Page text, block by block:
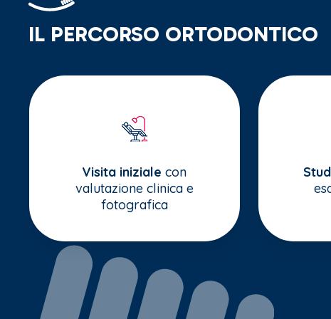
IL PERCORSO ORTODONTICO
Visita iniziale con
valutazione clinica e
fotografica